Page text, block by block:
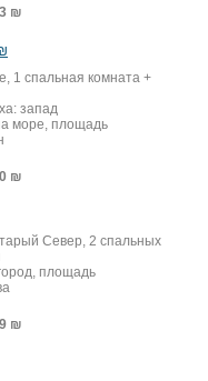
₪
1 спальная комната +
запад
море, площадь
₪
Север, 2 спальных
площадь
₪